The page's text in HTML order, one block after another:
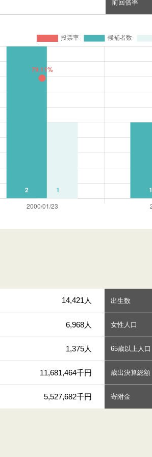
前回倍率
14,421人 出生数
6,968人 女性人口
1,375人 65歳以上人口
11,681,464千円 歳出決算総額
5,527,682千円 寄附金